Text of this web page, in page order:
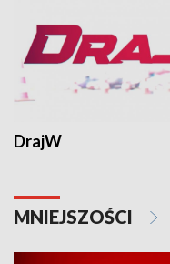
DrajW
MNIEJSZOŚCI